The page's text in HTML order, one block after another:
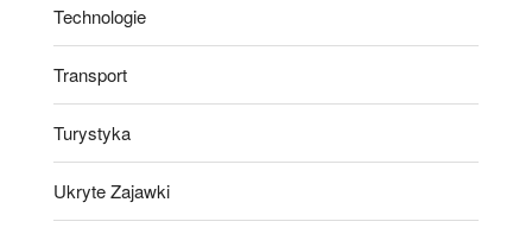
Technologie
Transport
Turystyka
Ukryte Zajawki